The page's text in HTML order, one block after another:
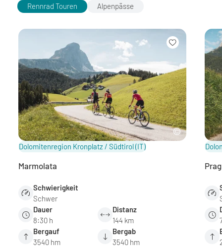
Rennrad Touren Alpenpässe
Dolomitenregion Kronplatz / Südtirol(IT)
Marmolata
Schwierigkeit
Schwer
Dauer
8:30 h
Distanz
144 km
Bergauf
3540 hm
Bergab
3540 hm